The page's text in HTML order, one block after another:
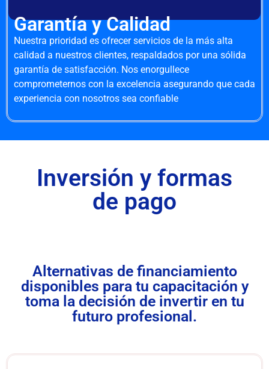
Garantía y Calidad
Nuestra prioridad es ofrecer servicios de la más alta
calidad a nuestros clientes, respaldados por una sólida
garantía de satisfacción. Nos enorgullece
comprometernos con la excelencia asegurando que cada
experiencia con nosotros sea confiable
Inversión y formas
de pago
Alternativas de financiamiento
disponibles para tu capacitación y
toma la decisión de invertir en tu
futuro profesional.